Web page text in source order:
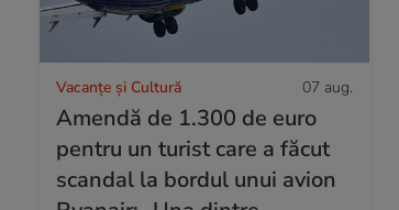
Vacanțe și Cultură 07 aug.
Amendă de 1.300 de euro
pentru un turist care a făcut
scandal la bordul unui avion